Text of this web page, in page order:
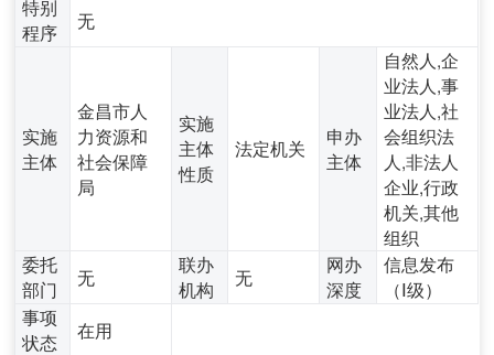
特别
程序
无
实施
主体
金昌市人
力资源和
社会保障
局
实施
主体
性质
法定机关
申办
主体
自然人,企
业法人,事
业法人,社
会组织法
人,非法人
企业,行政
机关,其他
组织
委托
部门
无
联办
机构
无
网办
深度
信息发布
（Ⅰ级）
事项
状态
在用